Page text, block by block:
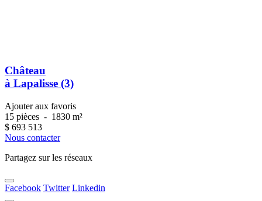
Château
à Lapalisse (3)
Ajouter aux favoris
15 pièces - 1830 m²
$ 693 513
Nous contacter
Partagez sur les réseaux
Facebook Twitter Linkedin